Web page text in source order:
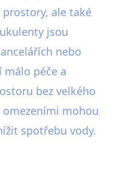
prostory, ale také
jsou
nebo
málo péče a
bez velkého
mohou
spotřebu vody.